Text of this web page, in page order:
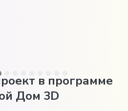
в программе
Дом 3D